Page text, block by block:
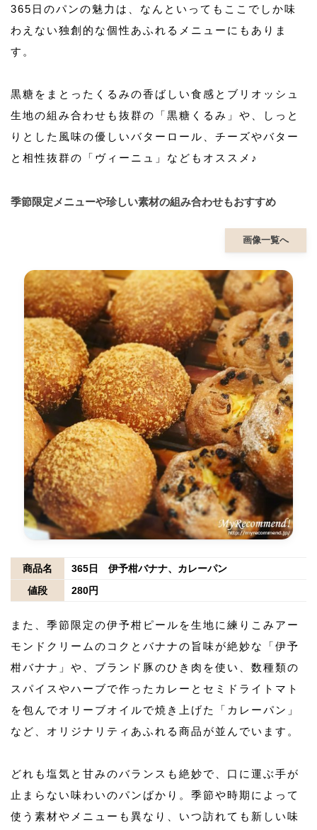
365日のパンの魅力は、なんといってもここでしか味
わえない独創的な個性あふれるメニューにもありま
す。
黒糖をまとったくるみの香ばしい食感とブリオッシュ
生地の組み合わせも抜群の「黒糖くるみ」や、しっと
りとした風味の優しいバターロール、チーズやバター
と相性抜群の「ヴィーニュ」などもオススメ♪
季節限定メニューや珍しい素材の組み合わせもおすすめ
画像一覧へ
商品名
365日 伊予柑バナナ、カレーパン
値段
280円
また、季節限定の伊予柑ピールを生地に練りこみアー
モンドクリームのコクとバナナの旨味が絶妙な「伊予
柑バナナ」や、ブランド豚のひき肉を使い、数種類の
スパイスやハーブで作ったカレーとセミドライトマト
を包んでオリーブオイルで焼き上げた「カレーパン」
など、オリジナリティあふれる商品が並んでいます。
どれも塩気と甘みのバランスも絶妙で、口に運ぶ手が
止まらない味わいのパンばかり。季節や時期によって
使う素材やメニューも異なり、いつ訪れても新しい味